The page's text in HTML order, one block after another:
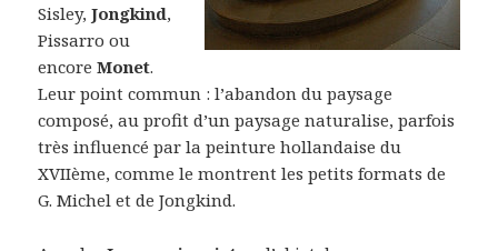
Sisley,Jongkind,
Pissarro ou
encoreMonet.
Leur point commun : l’abandon du paysage
composé, au profit d’un paysage naturalise, parfois
très influencé par la peinture hollandaise du
XVIIème, comme le montrent les petits formats de
G. Michel et de Jongkind.